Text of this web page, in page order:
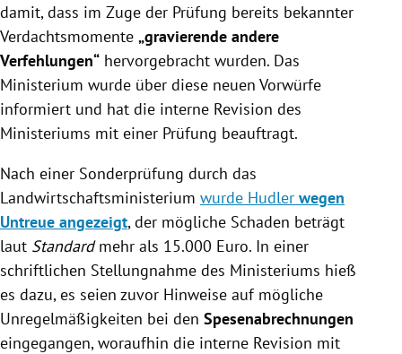
damit, dass im Zuge der Prüfung bereits bekannter
Verdachtsmomente „gravierende andere
Verfehlungen“ hervorgebracht wurden. Das
Ministerium wurde über diese neuen Vorwürfe
informiert und hat die interne Revision des
Ministeriums mit einer Prüfung beauftragt.
Nach einer Sonderprüfung durch das
Landwirtschaftsministerium wurde Hudler wegen
Untreue angezeigt, der mögliche Schaden beträgt
laut Standardmehr als 15.000 Euro. In einer
schriftlichen Stellungnahme des Ministeriums hieß
es dazu, es seien zuvor Hinweise auf mögliche
Unregelmäßigkeiten bei den Spesenabrechnungen
eingegangen, woraufhin die interne Revision mit